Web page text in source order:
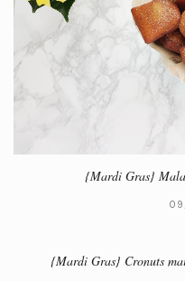
{Mardi Gras}
{Mardi Gras} Cronuts